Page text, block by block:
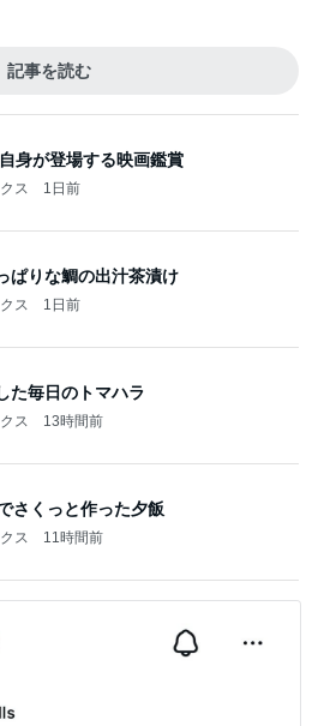
記事を読む
身が登場する映画鑑賞
ス 1日前
ぱりな鯛の出汁茶漬け
ス 1日前
た毎日のトマハラ
ス 13時間前
さくっと作った夕飯
ス 11時間前